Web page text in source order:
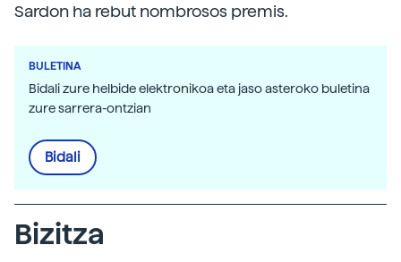
Sardon ha rebut nombrosos premis.
BULETINA
Bidali zure helbide elektronikoa eta jaso asteroko buletina
zure sarrera-ontzian
Bidali
Bizitza